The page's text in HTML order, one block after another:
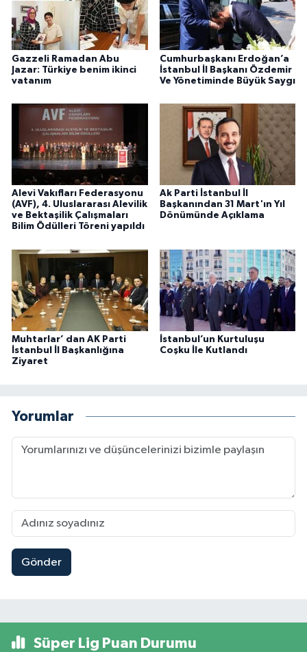
Gazzeli Ramadan Abu
Jazar: Türkiye benim ikinci
vatanım
Cumhurbaşkanı Erdoğan’a
İstanbul İl Başkanı Özdemir
Ve Yönetiminde Büyük Saygı
Alevi Vakıfları Federasyonu
(AVF), 4. Uluslararası Alevilik
ve Bektaşilik Çalışmaları
Bilim Ödülleri Töreni yapıldı
Ak Parti İstanbul İl
Başkanından 31 Mart'ın Yıl
Dönümünde Açıklama
Muhtarlar’ dan AK Parti
İstanbul İl Başkanlığına
Ziyaret
İstanbul’un Kurtuluşu
Coşku İle Kutlandı
Yorumlar
Gönder
Süper Lig Puan Durumu